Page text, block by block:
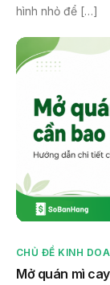
hình nhỏ để […]
CHỦ ĐỀ KINH
Mở quán mì